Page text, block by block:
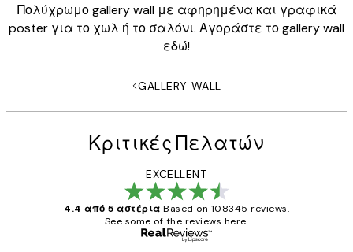
Πολύχρωμο gallery wall με αφηρημένα και γραφικά
poster για το χωλ ή το σαλόνι. Αγοράστε το gallery wall
εδώ!
GALLERY WALL
Κριτικές Πελατών
EXCELLENT
4.4 από 5 αστέρια Based on 108345 reviews.
See some of the reviews here.